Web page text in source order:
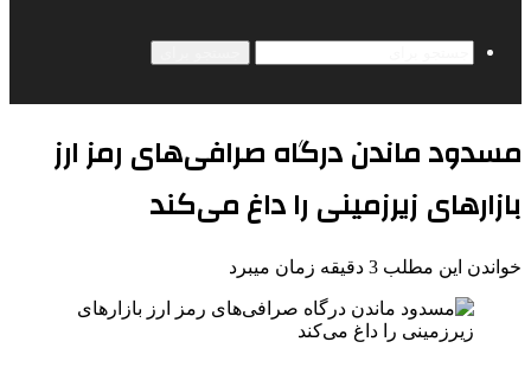
مسدود ماندن درگاه صرافی‌های رمز ارز
بازارهای زیرزمینی را داغ می‌کند
خواندن این مطلب 3 دقیقه زمان میبرد